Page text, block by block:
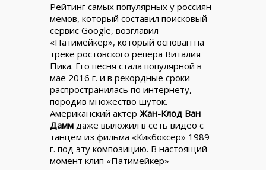
Рейтинг самых популярных у россиян
мемов, который составил поисковый
сервис Google, возглавил
«Патимейкер», который основан на
треке ростовского репера Виталия
Пика. Его песня стала популярной в
мае 2016 г. и в рекордные сроки
распространилась по интернету,
породив множество шуток.
Американский актер Жан-Клод Ван
Дамм даже выложил в сеть видео с
танцем из фильма «Кикбоксер» 1989
г. под эту композицию. В настоящий
момент клип «Патимейкер»